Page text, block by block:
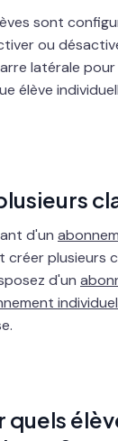
sont
ou
latérale pour
élève
d'un
créer plusieurs
d'un
individuel
quels